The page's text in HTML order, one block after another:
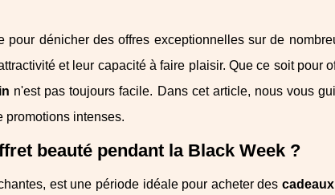
pour dénicher des offres exceptionnelles sur de
et leur capacité à faire plaisir. Que ce soit pour
n'est pas toujours facile. Dans cet article, nous vous
promotions intenses.
beauté pendant la Black Week ?
est une période idéale pour acheter des